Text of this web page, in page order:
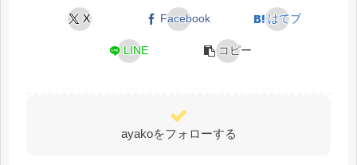
X Facebook はてブ
LINE コピー
ayakoをフォローする